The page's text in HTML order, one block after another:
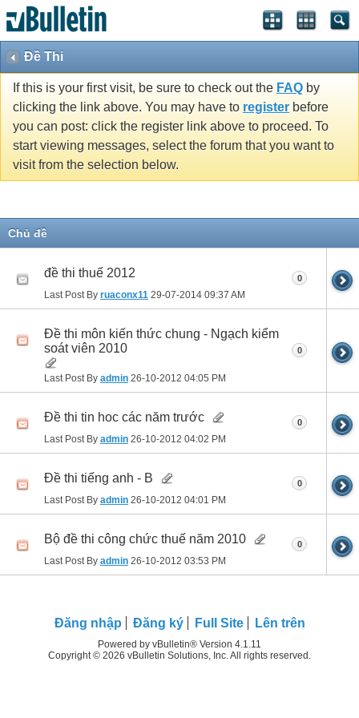
Đề Thi
If this is your first visit, be sure to check out the FAQ by
clicking the link above. You may have to register before
you can post: click the register link above to proceed. To
start viewing messages, select the forum that you want to
visit from the selection below.
Chủ đề
đề thi thuế 2012
Last Post By ruaconx11 29-07-2014 09:37 AM
0
Đề thi môn kiến thức chung - Ngạch kiểm
soát viên 2010
Last Post By admin 26-10-2012 04:05 PM
0
Đề thi tin hoc các năm trước
Last Post By admin 26-10-2012 04:02 PM
0
Đề thi tiếng anh - B
Last Post By admin 26-10-2012 04:01 PM
0
Bộ đề thi công chức thuế năm 2010
Last Post By admin 26-10-2012 03:53 PM
0
Ðăng nhập Đăng ký Full Site Lên trên
Powered by vBulletin® Version 4.1.11
Copyright © 2026 vBulletin Solutions, Inc. All rights reserved.